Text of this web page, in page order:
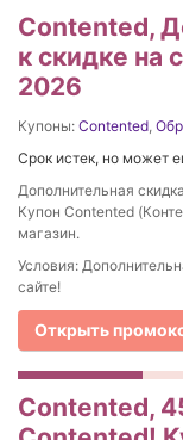
Contented,
к скидке на
2026
Купоны: Contented
Срок истек, но может
Дополнительная
Купон Contented
магазин.
Условия:
сайте!
Открыть
Contented,